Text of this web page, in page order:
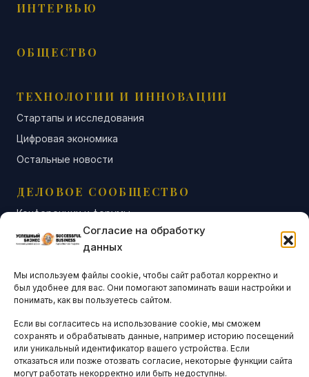
Согласие на обработку
данных
Мы используем файлы cookie, чтобы сайт работал корректно и
был удобнее для вас. Они помогают запоминать ваши настройки и
понимать, как вы пользуетесь сайтом.
Если вы согласитесь на использование cookie, мы сможем
сохранять и обрабатывать данные, например историю посещений
или уникальный идентификатор вашего устройства. Если
отказаться или позже отозвать согласие, некоторые функции сайта
могут работать некорректно или быть недоступны.
ИНТЕРВЬЮ
ОБЩЕСТВО
ТЕХНОЛОГИИ И ИННОВАЦИИ
Стартапы и исследования
Цифровая экономика
Остальные новости
ДЕЛОВОЕ СООБЩЕСТВО
Конференции и форумы
Бизнес-клубы и ассоциации
Остальные новости
АНАЛИТИКА И СТАТИСТИКА
ARTICLES IN ENGLISH